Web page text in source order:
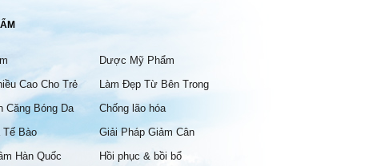
Dược Mỹ Phẩm
Cao Cho Trẻ
Làm Đẹp Từ Bên Trong
Căng Bóng Da
Chống lão hóa
Tế Bào
Giải Pháp Giảm Cân
Hàn Quốc
Hồi phục & bồi bổ